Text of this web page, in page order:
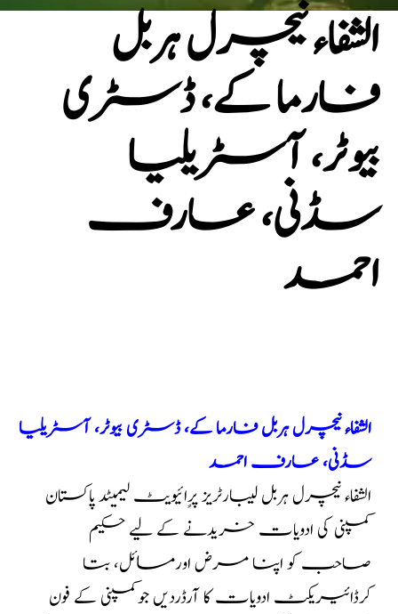
الشفاء نیچرل ہربل
فارما کے، ڈسٹری
بیوٹر، آسٹریلیا
سڈنی، عارف
احمد
الشفاء نیچرل ہربل فارما کے، ڈسٹری بیوٹر، آسٹریلیا
سڈنی، عارف احمد
الشفاء نیچرل ہربل لیبارٹریز پرٍائیویٹ لیمیٹد پاکستان
کمپنی کی ادویات خریدنے کے لیے حکیم
صاحب کو اپنا مرض اورمسائل، بتا
کرڈائیریکٹ ادویات کا آرڈردیں جوکمپنی کے فون